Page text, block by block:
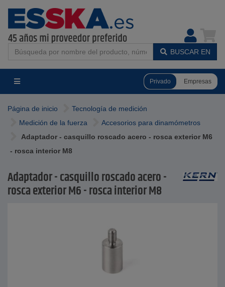
BUSCAR EN
Privado Empresas
Página de inicio
Tecnología de medición
Medición de la fuerza
Accesorios para dinamómetros
Adaptador - casquillo roscado acero - rosca exterior M6
- rosca interior M8
Adaptador - casquillo roscado acero -
rosca exterior M6 - rosca interior M8